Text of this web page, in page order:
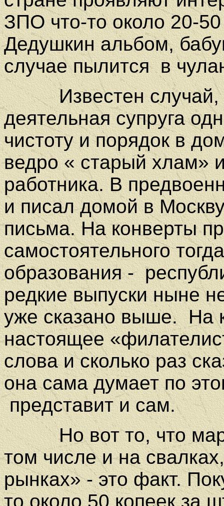
ЗПО что-то около 20-
Дедушкин альбом,
случае пылится
в
Известен случай,
деятельная супруга
чистоту и порядок в
ведро « старый хлам»
работника. В
и писал домой в
письма. На конверты
самостоятельного
образования -
редкие выпуски ныне
уже сказано выше. На
настоящее
слова и сколько раз
она сама думает по
представит и сам.
Но вот то, что
том числе и на
рынках» - это факт.
то около 50 копеек за